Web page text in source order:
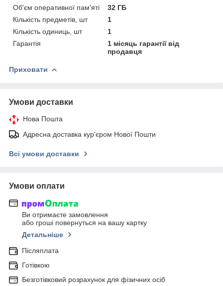
Об'єм оперативної пам'яті
32 ГБ
Кількість предметів, шт
1
Кількість одиниць, шт
1
Гарантія
1 місяць гарантії від
продавця
Приховати
Умови доставки
Нова Пошта
Адресна доставка кур'єром Нової Пошти
Всі умови доставки
Умови оплати
Ви отримаєте замовлення
або гроші повернуться на вашу картку
Детальніше
Післяплата
Готівкою
Безготівковий розрахунок для фізичних осіб